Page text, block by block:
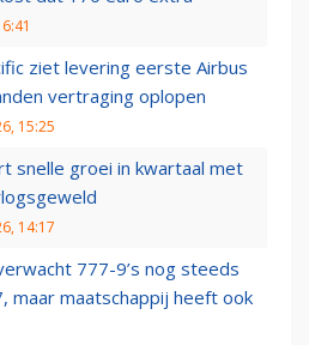
ziet levering eerste Airbus
vertraging oplopen
15:25
snelle groei in kwartaal met
14:17
777-9’s nog steeds
maar maatschappij heeft ook